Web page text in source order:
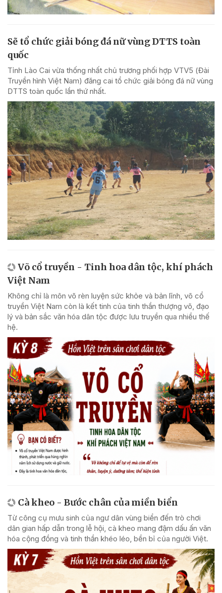
Sẽ tổ chức giải bóng đá nữ vùng DTTS toàn
quốc
Tỉnh Lào Cai vừa thống nhất chủ trương phối hợp VTV5 (Đài
Truyền hình Việt Nam) đăng cai tổ chức giải bóng đá nữ vùng
DTTS toàn quốc lần thứ nhất.
Võ cổ truyền - Tinh hoa dân tộc, khí phách
Việt Nam
Không chỉ là môn võ rèn luyện sức khỏe và bản lĩnh, võ cổ
truyền Việt Nam còn là kết tinh của tinh thần thượng võ, đạo
lý và bản sắc văn hóa dân tộc được lưu truyền qua nhiều thế
hệ.
Cà kheo - Bước chân của miền biển
Từ công cụ mưu sinh của ngư dân vùng biển đến trò chơi
dân gian hấp dẫn trong lễ hội, cà kheo mang đậm dấu ấn văn
hóa cộng đồng và tinh thần khéo léo, bền bỉ của người Việt.